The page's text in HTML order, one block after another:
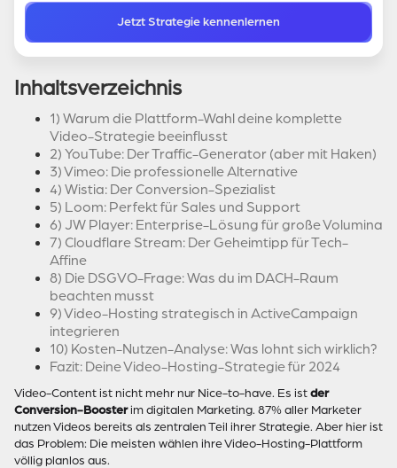
Video-Content ist nicht mehr nur Nice-to-have. Es ist der
Conversion-Boosterim digitalen Marketing. 87% aller Marketer
nutzen Videos bereits als zentralen Teil ihrer Strategie. Aber hier ist
das Problem: Die meisten wählen ihre Video-Hosting-Plattform
völlig planlos aus.
Jetzt Strategie kennenlernen
Inhaltsverzeichnis
1) Warum die Plattform-Wahl deine komplette
Video-Strategie beeinflusst
2) YouTube: Der Traffic-Generator (aber mit Haken)
3) Vimeo: Die professionelle Alternative
4) Wistia: Der Conversion-Spezialist
5) Loom: Perfekt für Sales und Support
6) JW Player: Enterprise-Lösung für große Volumina
7) Cloudflare Stream: Der Geheimtipp für Tech-
Affine
8) Die DSGVO-Frage: Was du im DACH-Raum
beachten musst
9) Video-Hosting strategisch in ActiveCampaign
integrieren
10) Kosten-Nutzen-Analyse: Was lohnt sich wirklich?
Fazit: Deine Video-Hosting-Strategie für 2024